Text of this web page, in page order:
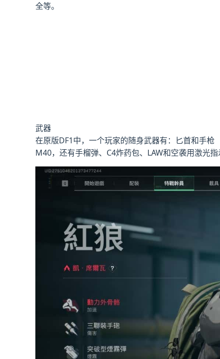
全等。
武器
在原版DF1中，一个玩家的随身武器有：匕首和手
M40，还有手榴弹、C4炸药包、LAW和空袭用激光